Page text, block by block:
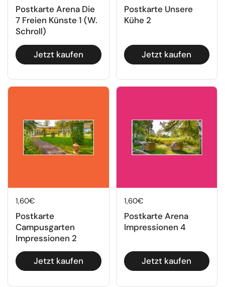
Postkarte Arena Die
7 Freien Künste 1 (W.
Schroll)
Jetzt kaufen
Postkarte Unsere
Kühe 2
Jetzt kaufen
Regulärer Preis
1,60€
Postkarte
Campusgarten
Impressionen 2
Jetzt kaufen
Regulärer Preis
1,60€
Postkarte Arena
Impressionen 4
Jetzt kaufen